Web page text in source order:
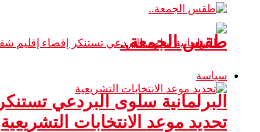
البرلمانية سلوى البردعي
طقس الجمعة..
سياسة
تحديد موعد الانتخابات التشريعية